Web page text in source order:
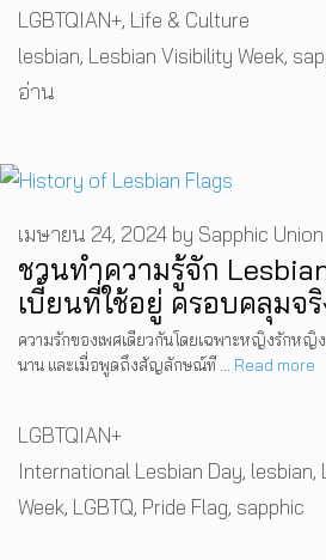
Categories
LGBTQIAN+, Life & Culture
Tags
lesbian, Lesbian Visibility Week,
อ่าน
ชวนทำความรู้จัก
เบี้ยนที่ใช้อยู่ ครอบคลุมจริ
เมษายน 24, 2024 by Sapphic Union
ความรักของเพศเดียวกันโดยเฉพาะหญิงรักหญิ
นาน และเมื่อพูดถึงสัญลักษณ์ที … Read more
Categories
LGBTQIAN+
Tags
International Lesbian Day, lesbian,
Week, LGBTQ, Pride Flag, sapphic